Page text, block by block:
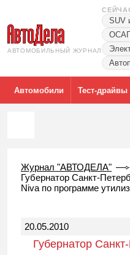
АВТОМОБИЛЬНЫЙ ЖУРНАЛ
SUV
Автомобили Тест-драйвы
Журнал "АВТОДЕЛА"
Губернатор Санкт-
Niva по программе
20.05.2010
Губернатор